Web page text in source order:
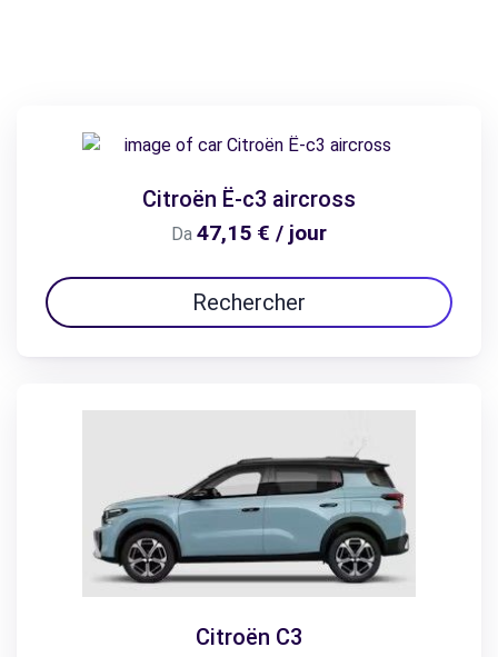
Citroën Ë-c3 aircross
Da 47,15 € / jour
Rechercher
Citroën C3